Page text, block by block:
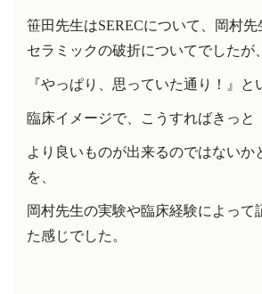
笹田先生はSERECについて、岡村先
セラミックの破折についてでしたが、
『やっぱり、思っていた通り！』と
臨床イメージで、こうすればきっと
より良いものが出来るのではないか
を、
岡村先生の実験や臨床経験によって
た感じでした。